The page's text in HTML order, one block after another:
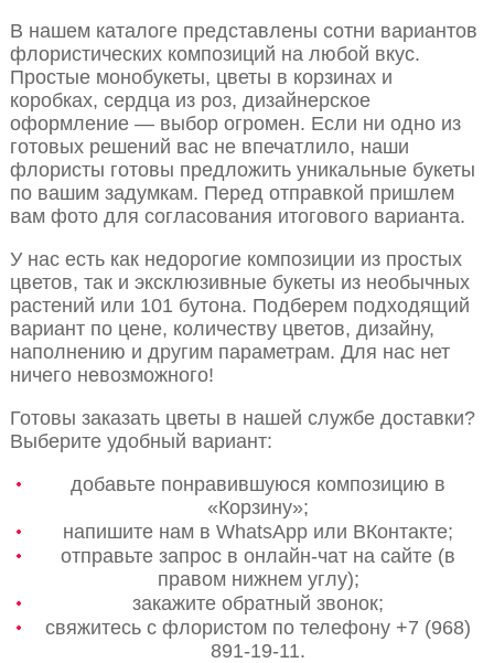
В нашем каталоге представлены сотни вариантов
флористических композиций на любой вкус.
Простые монобукеты, цветы в корзинах и
коробках, сердца из роз, дизайнерское
оформление — выбор огромен. Если ни одно из
готовых решений вас не впечатлило, наши
флористы готовы предложить уникальные букеты
по вашим задумкам. Перед отправкой пришлем
вам фото для согласования итогового варианта.
У нас есть как недорогие композиции из простых
цветов, так и эксклюзивные букеты из необычных
растений или 101 бутона. Подберем подходящий
вариант по цене, количеству цветов, дизайну,
наполнению и другим параметрам. Для нас нет
ничего невозможного!
Готовы заказать цветы в нашей службе доставки?
Выберите удобный вариант:
добавьте понравившуюся композицию в
«Корзину»;
напишите нам в WhatsApp или ВКонтакте;
отправьте запрос в онлайн-чат на сайте (в
правом нижнем углу);
закажите обратный звонок;
свяжитесь с флористом по телефону +7 (968)
891-19-11.